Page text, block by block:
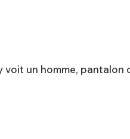
voit un homme,